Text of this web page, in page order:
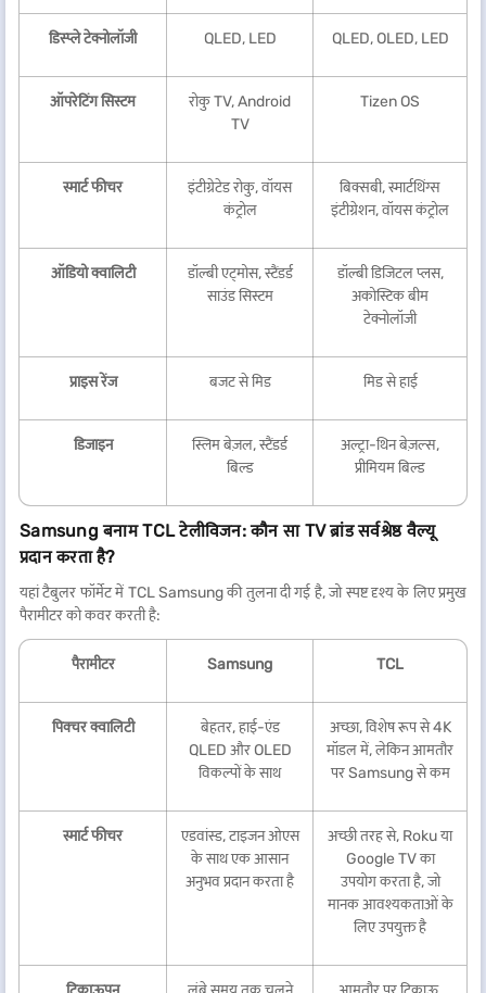
डिस्प्ले टेक्नोलॉजी QLED, LED QLED, OLED, LED
ऑपरेटिंग सिस्टम
रोकु TV, Android
TV
Tizen OS
स्मार्ट फीचर
इंटीग्रेटेड रोकु, वॉयस
कंट्रोल
बिक्सबी, स्मार्टथिंग्स
इंटीग्रेशन, वॉयस कंट्रोल
ऑडियो क्वालिटी
डॉल्बी एट्मोस, स्टैंडर्ड
साउंड सिस्टम
डॉल्बी डिजिटल प्लस,
अकोस्टिक बीम
टेक्नोलॉजी
प्राइस रेंज बजट से मिड मिड से हाई
डिजाइन
स्लिम बेज़ल, स्टैंडर्ड
बिल्ड
अल्ट्रा-थिन बेज़ल्स,
प्रीमियम बिल्ड
Samsung बनाम TCL टेलीविजन: कौन सा TV ब्रांड सर्वश्रेष्ठ वैल्यू
प्रदान करता है?
यहां टैबुलर फॉर्मेट में TCL Samsung की तुलना दी गई है, जो स्पष्ट दृश्य के लिए प्रमुख
पैरामीटर को कवर करती है:
पैरामीटर Samsung TCL
पिक्चर क्वालिटी
बेहतर, हाई-एंड
QLED और OLED
विकल्पों के साथ
अच्छा, विशेष रूप से 4K
मॉडल में, लेकिन आमतौर
पर Samsung से कम
स्मार्ट फीचर
एडवांस्ड, टाइजन ओएस
के साथ एक आसान
अनुभव प्रदान करता है
अच्छी तरह से, Roku या
Google TV का
उपयोग करता है, जो
मानक आवश्यकताओं के
लिए उपयुक्त है